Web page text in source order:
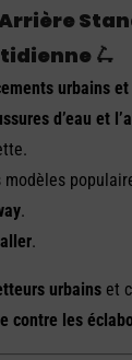
🛴
urbains
d’eau et
.
.
urbains et
contre les